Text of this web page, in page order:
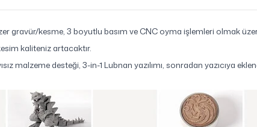
gravür/kesme, 3 boyutlu basım ve CNC oyma işlemleri olmak
kaliteniz artacaktır.
malzeme desteği, 3-in-1 Lubnan yazılımı, sonradan yazıcıya